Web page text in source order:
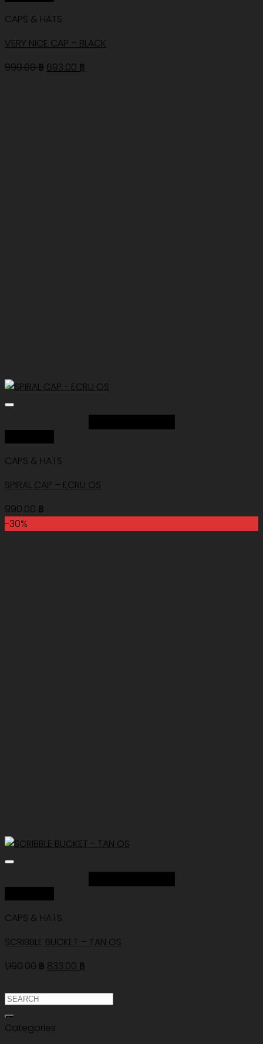
CAPS & HATS
VERY NICE CAP – BLACK
990.00฿ Original
693.00 ฿
CAPS & HATS
SPIRAL CAP – ECRU OS
990.00 ฿
-30%
CAPS & HATS
SCRIBBLE BUCKET – TAN OS
1,190.00฿ Original
was:
1,190.00 ฿.
833.00 ฿
is:
833.00 ฿.
ค้นหา:
Categories